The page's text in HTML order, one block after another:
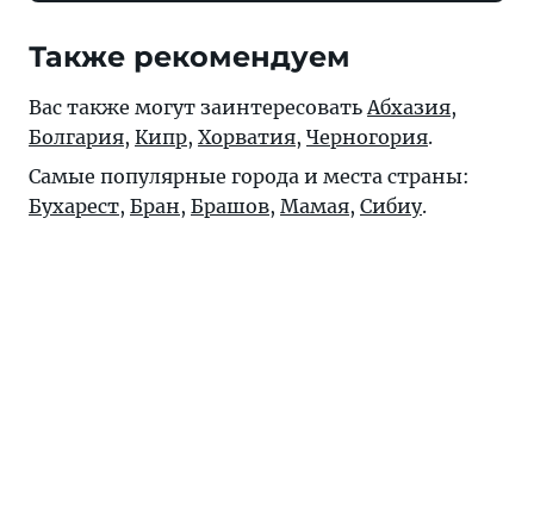
Также рекомендуем
Вас также могут заинтересоватьАбхазия,
Болгария, Кипр, Хорватия, Черногория.
Самые популярные города и места страны:
Бухарест, Бран, Брашов, Мамая, Сибиу.